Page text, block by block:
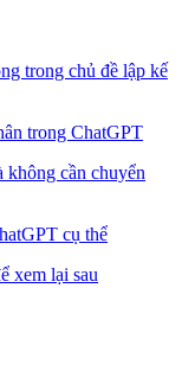
trong chủ đề lập kế
trong ChatGPT
không cần chuyển
cụ thể
xem lại sau